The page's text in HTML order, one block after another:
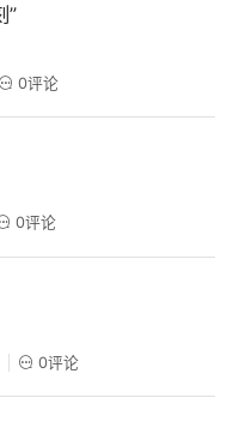
”
0评论
0评论
0评论